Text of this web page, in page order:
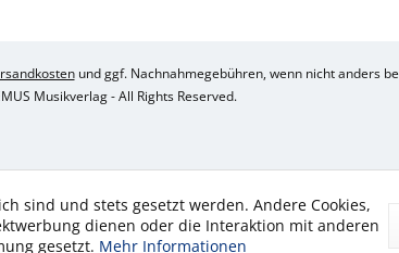
und ggf. Nachnahmegebühren, wenn nicht anders
Musikverlag - All Rights Reserved.
sind und stets gesetzt werden. Andere Cookies,
dienen oder die Interaktion mit anderen
gesetzt. Mehr Informationen